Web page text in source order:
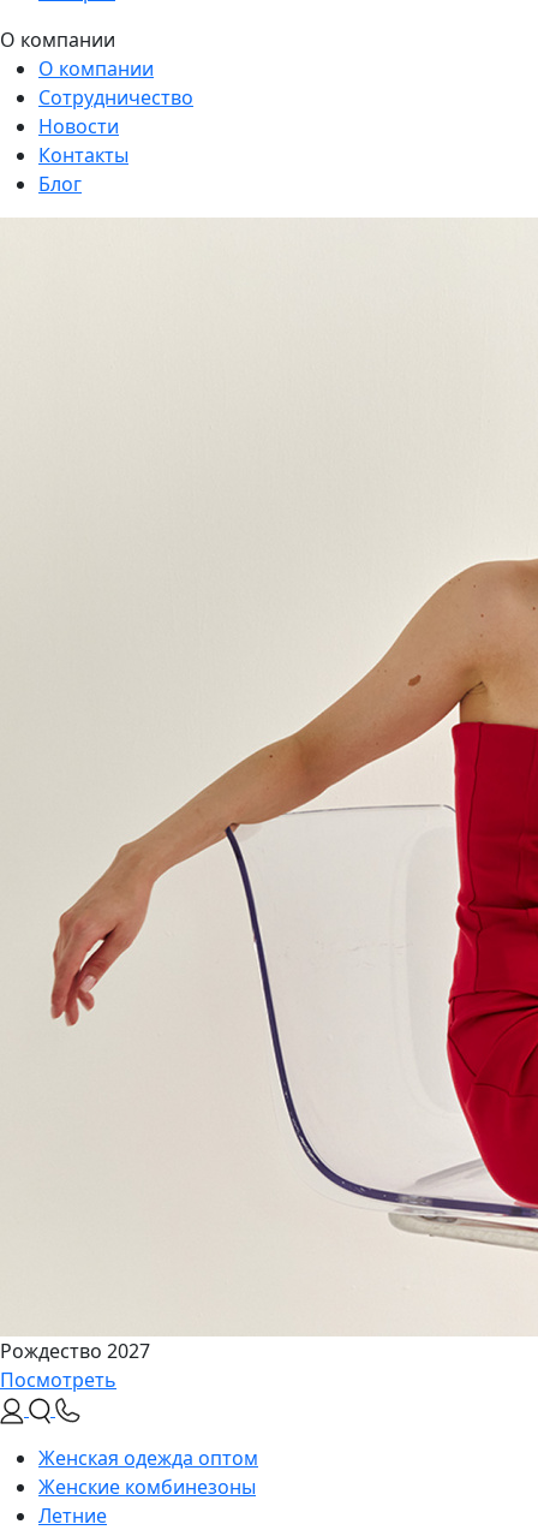
О компании
О компании
Сотрудничество
Новости
Контакты
Блог
Рождество 2027
Посмотреть
Женская одежда оптом
Женские комбинезоны
Летние